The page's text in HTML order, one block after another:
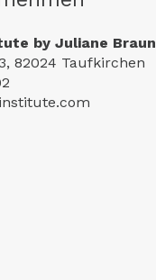
by Juliane Braun
82024 Taufkirchen